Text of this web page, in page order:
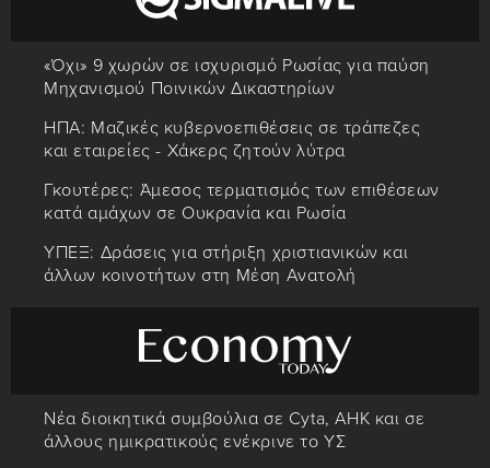
«Όχι» 9 χωρών σε ισχυρισμό Ρωσίας για παύση
Μηχανισμού Ποινικών Δικαστηρίων
ΗΠΑ: Μαζικές κυβερνοεπιθέσεις σε τράπεζες
και εταιρείες - Χάκερς ζητούν λύτρα
Γκουτέρες: Άμεσος τερματισμός των επιθέσεων
κατά αμάχων σε Ουκρανία και Ρωσία
ΥΠΕΞ: Δράσεις για στήριξη χριστιανικών και
άλλων κοινοτήτων στη Μέση Ανατολή
Νέα διοικητικά συμβούλια σε Cyta, AHK και σε
άλλους ημικρατικούς ενέκρινε το ΥΣ